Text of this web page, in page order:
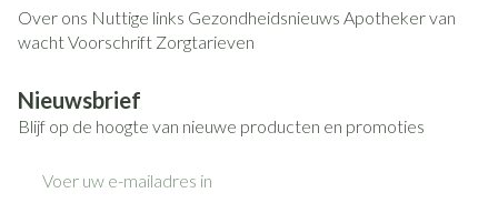
Over ons Nuttige links Gezondheidsnieuws Apotheker van
wachtVoorschrift Zorgtarieven
Nieuwsbrief
Blijf op de hoogte van nieuwe producten en promoties